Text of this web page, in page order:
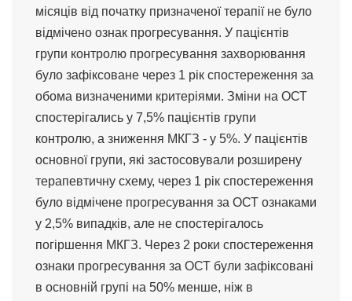
місяців від початку призначеної терапії не було
відмічено ознак прогресування. У пацієнтів
групи контролю прогресування захворювання
було зафіксоване через 1 рік спостереження за
обома визначеними критеріями. Зміни на ОСТ
спостерігались у 7,5% пацієнтів групи
контролю, а зниження МКГЗ - у 5%. У пацієнтів
основної групи, які застосовували розширену
терапевтичну схему, через 1 рік спостереження
було відмічене прогресування за ОСТ ознаками
у 2,5% випадків, але не спостерігалось
погіршення МКГЗ. Через 2 роки спостереження
ознаки прогресування за ОСТ були зафіксовані
в основній групі на 50% менше, ніж в